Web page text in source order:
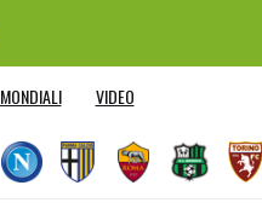
MONDIALI VIDEO